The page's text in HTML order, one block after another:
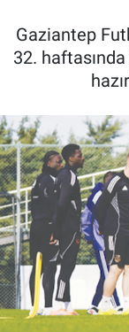
Gaziantep
32.
ASAYİŞ
EĞİTİM
KÜLTÜR -
Haber